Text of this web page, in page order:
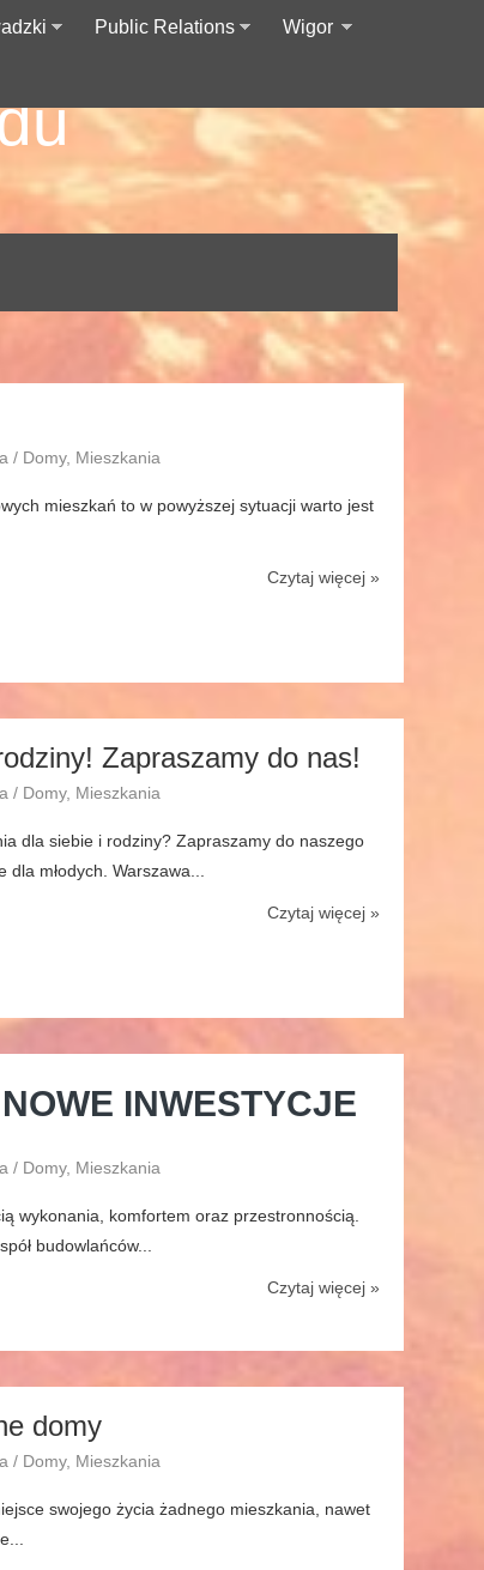
Public Relations Wigor
/ Domy, Mieszkania
mieszkań to w powyższej sytuacji warto jest
Czytaj więcej »
Zapraszamy do nas!
/ Domy, Mieszkania
dla siebie i rodziny? Zapraszamy do naszego
młodych. Warszawa...
Czytaj więcej »
INWESTYCJE
/ Domy, Mieszkania
wykonania, komfortem oraz przestronnością.
budowlańców...
Czytaj więcej »
domy
/ Domy, Mieszkania
swojego życia żadnego mieszkania, nawet